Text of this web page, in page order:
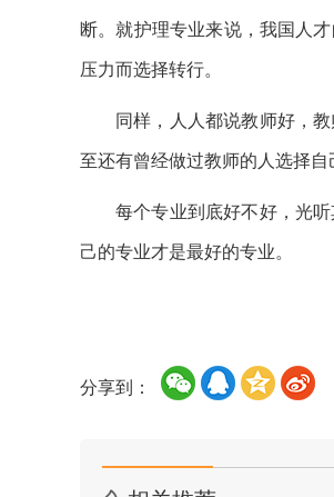
断。就护理专业来说，我国人
压力而选择转行。
同样，人人都说教师好，
至还有曾经做过教师的人选择自
每个专业到底好不好，光
己的专业才是最好的专业。
分享到：